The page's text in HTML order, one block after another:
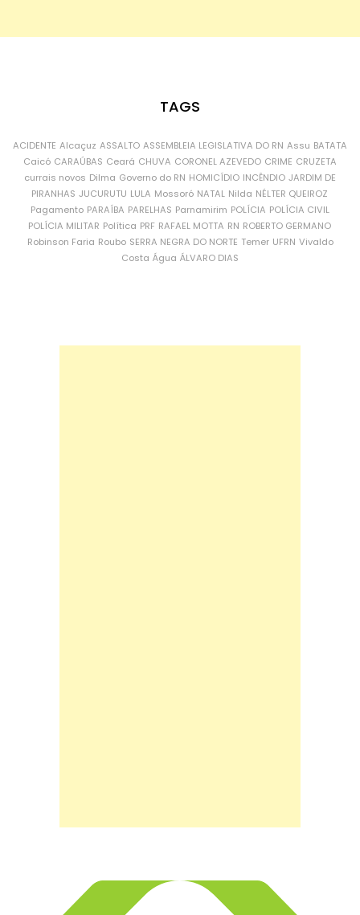
TAGS
ACIDENTE Alcaçuz ASSALTO ASSEMBLEIA LEGISLATIVA DO RN Assu BATATA
Caicó CARAÚBAS Ceará CHUVA CORONEL AZEVEDO CRIME CRUZETA
currais novos Dilma Governo do RN HOMICÍDIO INCÊNDIO JARDIM DE
PIRANHAS JUCURUTU LULA Mossoró NATAL Nilda NÉLTER QUEIROZ
Pagamento PARAÍBA PARELHAS Parnamirim POLÍCIA POLÍCIA CIVIL
POLÍCIA MILITAR Política PRF RAFAEL MOTTA RN ROBERTO GERMANO
Robinson Faria Roubo SERRA NEGRA DO NORTE Temer UFRN Vivaldo
Costa Água ÁLVARO DIAS